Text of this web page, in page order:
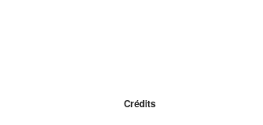
Crédits